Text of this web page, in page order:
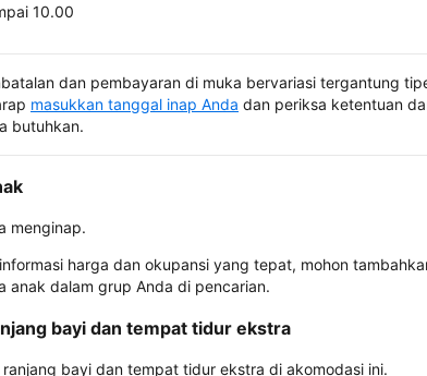
10.00
dan pembayaran di muka bervariasi tergantung
masukkan tanggal inap Anda dan periksa ketentuan
butuhkan.
menginap.
harga dan okupansi yang tepat, mohon
anak dalam grup Anda di pencarian.
bayi dan tempat tidur ekstra
bayi dan tempat tidur ekstra di akomodasi ini.